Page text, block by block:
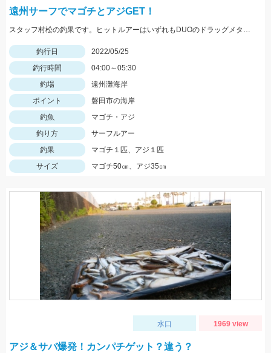
遠州サーフでマゴチとアジGET！
スタッフ村松の釣果です。ヒットルアーはいずれもDUOのドラッグメタルキャストショット30gのイワシカラー！
釣行日
2022/05/25
釣行時間
04:00～05:30
釣場
遠州灘海岸
ポイント
磐田市の海岸
釣魚
マゴチ・アジ
釣り方
サーフルアー
釣果
マゴチ１匹、アジ１匹
サイズ
マゴチ50㎝、アジ35㎝
水口 1969 view
アジ＆サバ爆発！カンパチゲット？違う？